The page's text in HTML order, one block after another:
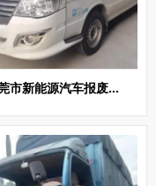
东莞市新能源汽车报废回收